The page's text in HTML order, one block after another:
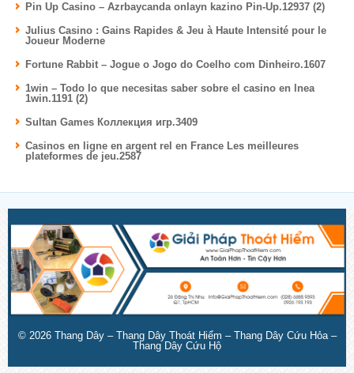
Pin Up Casino – Azrbaycanda onlayn kazino Pin-Up.12937 (2)
Julius Casino : Gains Rapides & Jeu à Haute Intensité pour le
Joueur Moderne
Fortune Rabbit – Jogue o Jogo do Coelho com Dinheiro.1607
1win – Todo lo que necesitas saber sobre el casino en lnea
1win.1191 (2)
Sultan Games Коллекция игр.3409
Casinos en ligne en argent rel en France Les meilleures
plateformes de jeu.2587
© 2026 Thang Dây – Thang Dây Thoát Hiểm – Thang Dây Cứu Hỏa –
Thang Dây Cứu Hộ